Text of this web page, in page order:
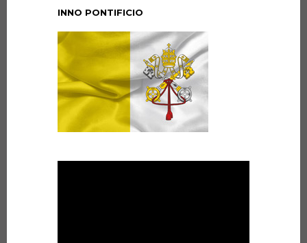
INNO PONTIFICIO